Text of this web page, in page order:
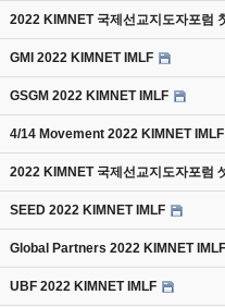
2022 KIMNET 국제선교지도자포럼
GMI 2022 KIMNET IMLF
GSGM 2022 KIMNET IMLF
4/14 Movement 2022 KIMNET IMLF
2022 KIMNET 국제선교지도자포럼
SEED 2022 KIMNET IMLF
Global Partners 2022 KIMNET IMLF
UBF 2022 KIMNET IMLF